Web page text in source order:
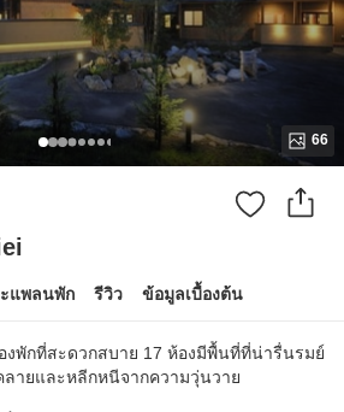
66
แพลนพัก รีวิว ข้อมูลเบื้องต้น
งพักที่สะดวกสบาย 17 ห้องมีพื้นที่ที่น่ารื่นรมย์
ายและหลีกหนีจากความวุ่นวาย